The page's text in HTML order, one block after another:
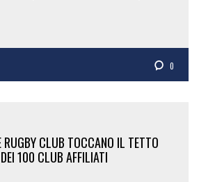
0
RUGBY CLUB TOCCANO IL TETTO
100 CLUB AFFILIATI